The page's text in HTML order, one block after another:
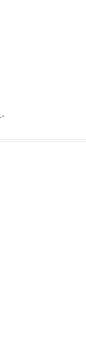
。